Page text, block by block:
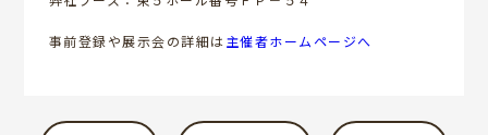
事前登録や展示会の詳細は主催者ホームページへ